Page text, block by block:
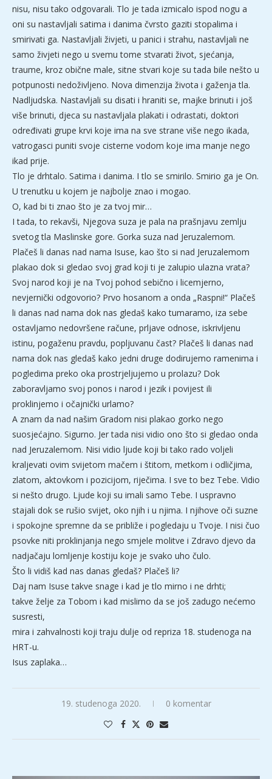
nisu, nisu tako odgovarali. Tlo je tada izmicalo ispod nogu a
oni su nastavljali satima i danima čvrsto gaziti stopalima i
smirivati ga. Nastavljali živjeti, u panici i strahu, nastavljali ne
samo živjeti nego u svemu tome stvarati život, sjećanja,
traume, kroz obične male, sitne stvari koje su tada bile nešto u
potpunosti nedoživljeno. Nova dimenzija života i gaženja tla.
Nadljudska. Nastavljali su disati i hraniti se, majke brinuti i još
više brinuti, djeca su nastavljala plakati i odrastati, doktori
određivati grupe krvi koje ima na sve strane više nego ikada,
vatrogasci puniti svoje cisterne vodom koje ima manje nego
ikad prije.
Tlo je drhtalo. Satima i danima. I tlo se smirilo. Smirio ga je On.
U trenutku u kojem je najbolje znao i mogao.
O, kad bi ti znao što je za tvoj mir…
I tada, to rekavši, Njegova suza je pala na prašnjavu zemlju
svetog tla Maslinske gore. Gorka suza nad Jeruzalemom.
Plačeš li danas nad nama Isuse, kao što si nad Jeruzalemom
plakao dok si gledao svoj grad koji ti je zalupio ulazna vrata?
Svoj narod koji je na Tvoj pohod sebično i licemjerno,
nevjernički odgovorio? Prvo hosanom a onda „Raspni!“ Plačeš
li danas nad nama dok nas gledaš kako tumaramo, iza sebe
ostavljamo nedovršene račune, prljave odnose, iskrivljenu
istinu, pogaženu pravdu, popljuvanu čast? Plačeš li danas nad
nama dok nas gledaš kako jedni druge dodirujemo ramenima i
pogledima preko oka prostrjeljujemo u prolazu? Dok
zaboravljamo svoj ponos i narod i jezik i povijest ili
proklinjemo i očajnički urlamo?
A znam da nad našim Gradom nisi plakao gorko nego
suosjećajno. Sigurno. Jer tada nisi vidio ono što si gledao onda
nad Jeruzalemom. Nisi vidio ljude koji bi tako rado voljeli
kraljevati ovim svijetom mačem i štitom, metkom i odličjima,
zlatom, aktovkom i pozicijom, riječima. I sve to bez Tebe. Vidio
si nešto drugo. Ljude koji su imali samo Tebe. I uspravno
stajali dok se rušio svijet, oko njih i u njima. I njihove oči suzne
i spokojne spremne da se približe i pogledaju u Tvoje. I nisi čuo
psovke niti proklinjanja nego smjele molitve i Zdravo djevo da
nadjačaju lomljenje kostiju koje je svako uho čulo.
Što li vidiš kad nas danas gledaš? Plačeš li?
Daj nam Isuse takve snage i kad je tlo mirno i ne drhti;
takve želje za Tobom i kad mislimo da se još zadugo nećemo
susresti,
mira i zahvalnosti koji traju dulje od repriza 18. studenoga na
HRT-u.
Isus zaplaka…
19. studenoga 2020. 0 komentar